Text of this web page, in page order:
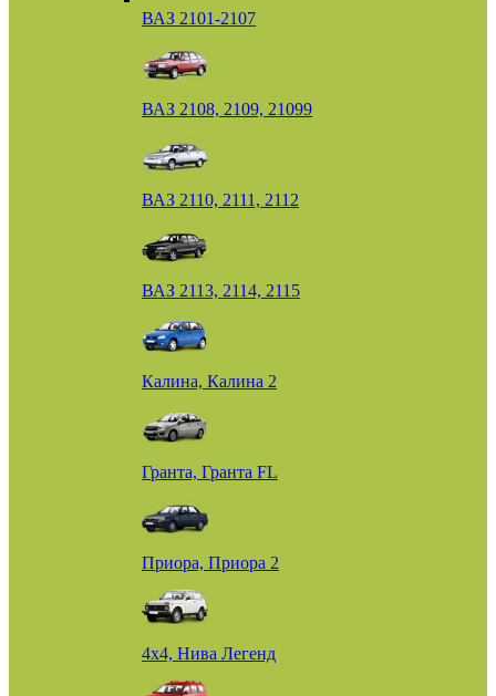
ВАЗ 2101-2107
ВАЗ 2108, 2109, 21099
ВАЗ 2110, 2111, 2112
ВАЗ 2113, 2114, 2115
Калина, Калина 2
Гранта, Гранта FL
Приора, Приора 2
4х4, Нива Легенд